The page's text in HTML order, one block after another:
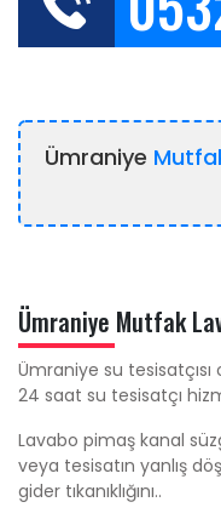
Ümraniye
Ümraniye Mutfak
Ümraniye su
24 saat su tesisatçı
Lavabo pimaş kanal
veya tesisatın yanlış
gider tıkanıklığını..